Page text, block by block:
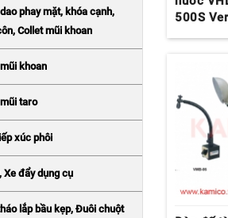
phay mặt, khóa cạnh,
Collet mũi khoan
khoan
taro
xúc phôi
Xe đẩy dụng cụ
lắp bầu kẹp, Đuôi chuột
500S